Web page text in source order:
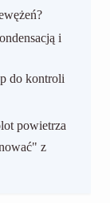
i
do kontroli
powietrza
z